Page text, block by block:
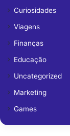
Curiosidades
Viagens
Finanças
Educação
Uncategorized
Marketing
Games